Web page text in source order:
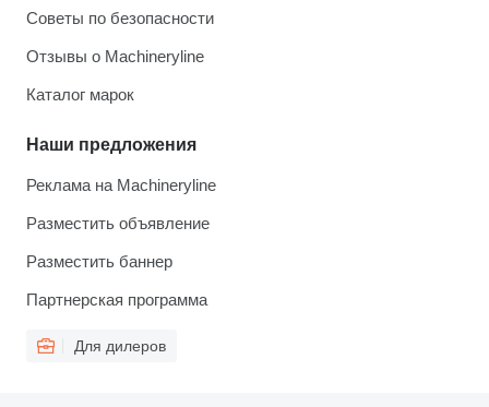
Советы по безопасности
Отзывы о Machineryline
Каталог марок
Наши предложения
Реклама на Machineryline
Разместить объявление
Разместить баннер
Партнерская программа
Для дилеров